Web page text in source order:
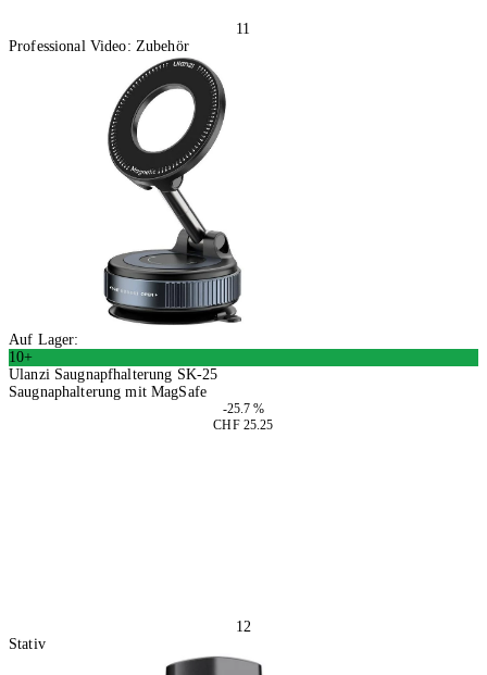
11
Professional Video: Zubehör
Auf Lager:
10+
Ulanzi Saugnapfhalterung SK-25
Saugnaphalterung mit MagSafe
-25.7 %
CHF 25.25
12
Stativ